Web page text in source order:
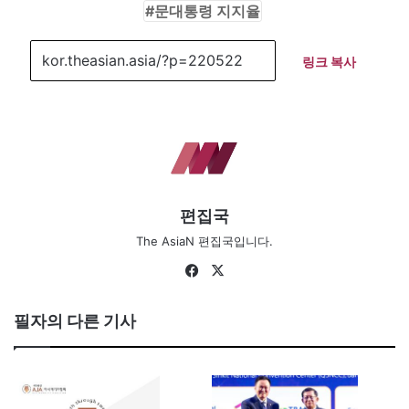
문대통령 지지율
링크 복사
편집국
The AsiaN 편집국입니다.
Fa
필자의 다른 기사